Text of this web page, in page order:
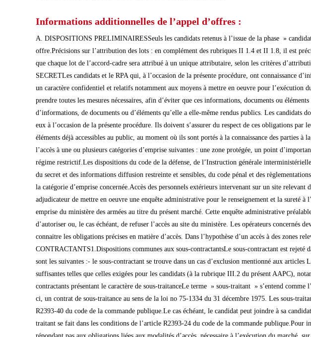
Informations additionnelles de l’appel d’offres :
A. DISPOSITIONS PRELIMINAIRESSeuls les candidats retenus à l’issue de la phase » candidature » seront invités à télécharger le Dossier de Consultation des Entreprises (DCE) afin de pouvoir présenter leur offre.Précisions sur l’attribution des lots : en complément des rubriques II 1.4 et II 1.8, il est précisé que les candidats admis à l’issue de la phase de candidature pourront soumissionner à tout ou partie des lots et que chaque lot de l’accord-cadre sera attribué à un unique attributaire, selon les critères d’attribution mentionnés à la rubrique IV.2.1 B. CLAUSES DE CONFIDENTIALITE ET PROTECTION DU SECRETLes candidats et le RPA qui, à l’occasion de la présente procédure, ont connaissance d’informations ou reçoivent communication de documents ou d’éléments de toute nature, signalés comme présentant un caractère confidentiel et relatifs notamment aux moyens à mettre en oeuvre pour l’exécution du futur marché, au fonctionnement desservices de chaque candidat ou du pouvoir adjudicateur, sont tenus de prendre toutes les mesures nécessaires, afin d’éviter que ces informations, documents ou éléments ne soient divulgués à un tiers qui n’a pas à en connaître.Une partie ne peut demander la confidentialité d’informations, de documents ou d’éléments qu’elle a elle-même rendus publics. Les candidats doivent informer leurs sous-traitants des obligations de confidentialité et des mesures de sécurité qui s’imposent à eux à l’occasion de la présente procédure. Ils doivent s’assurer du respect de ces obligations par leurs sous-traitants. Ne sont pas couverts par cette obligation de confidentialité les informations, documents ou éléments déjà accessibles au public, au moment où ils sont portés à la connaissance des parties à la présente procédure. Les prestations dues au titre du présent projet de marché sont susceptibles de nécessiter l’accès à une ou plusieurs catégories d’emprise suivantes : une zone protégée, un point d’importance vitale (PIV), une zone nucléaire d’accès réglementé, une zone réservée, un terrain militaire clos ou une zone à régime restrictif.Les dispositions du code de la défense, de l’Instruction générale interministérielle 1300 sur la protection du secret de la défense nationale, de l’Instruction ministérielle 900 relative à la protection du secret et des informations diffusion restreinte et sensibles, du code pénal et des règlementations spécifiques ainsi que celles du plan de prévention de chaque emprise concernée seront applicables en fonction de la catégorie d’emprise concernée.Accès des personnels extérieurs intervenant sur un site relevant du ministère des armées :Le projet de marché faisant l’objet du présent AAPC prévoit la possibilité pour le pouvoir adjudicateur de mettre en oeuvre une enquête administrative pour le renseignement et la sureté à l’égard des personnes physiques extérieures au ministère des armées qui seraient amenées à intervenir sur une emprise du ministère des armées au titre du présent marché. Cette enquête administrative préalable à l’accès aux zones sensibles fera l’objet d’un encadrement strictement prévu pour chaque emprise. Elle permet d’autoriser ou, le cas échéant, de refuser l’accès au site du ministère. Les opérateurs concernés devront prendre contact, dans un délai suffisant, auprès du responsable du site visé (ou de son représentant) pour connaitre les obligations précises en matière d’accès. Dans l’hypothèse d’un accès à des zones relevant de régimes différents, le régime le plus rigoureux sera mis en oeuvre. C. SOUS-CONTRACTANTS1.Dispositions communes aux sous-contractantsLe sous-contractant est rejeté dans les conditions fixées aux articles R.2393-21 et R.2393-22 du code de la commande publique. Ces conditions sont les suivantes :- le sous-contractant se trouve dans un cas d’exclusion mentionné aux articles L2341-1 à L2341-7 du code de la commande publique ;ou- le sous-contractant ne présente pas les garanties suffisantes telles que celles exigées pour les candidats (à la rubrique III.2 du présent AAPC), notamment en termes de capacités techniques, professionnelles et financières ou de sécurité de l’information.2. Sous-contractants présentant le caractère de sous-traitanceLe terme » sous-traitant » s’entend comme l’opérateur économique avec lequel le titulaire du marché conclut, aux fins de la réalisation d’une partie de celui-ci, un contrat de sous-traitance au sens de la loi no 75-1334 du 31 décembre 1975. Les sous-traitants feront l’objet d’une